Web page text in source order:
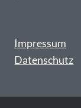
Impressum
Datenschutz